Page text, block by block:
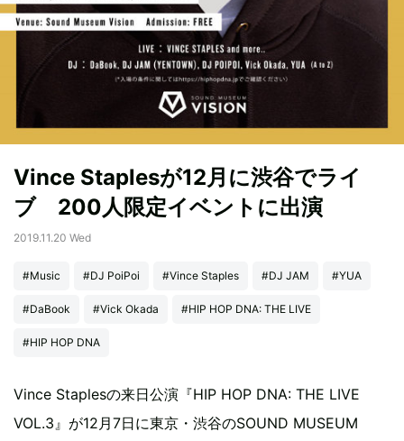
Vince Staplesが12月に渋谷でライ
ブ 200人限定イベントに出演
2019.11.20 Wed
#Music #DJ PoiPoi #Vince Staples #DJ JAM #YUA
#DaBook #Vick Okada #HIP HOP DNA: THE LIVE
#HIP HOP DNA
Vince Staplesの来日公演『HIP HOP DNA: THE LIVE
VOL.3』が12月7日に東京・渋谷のSOUND MUSEUM